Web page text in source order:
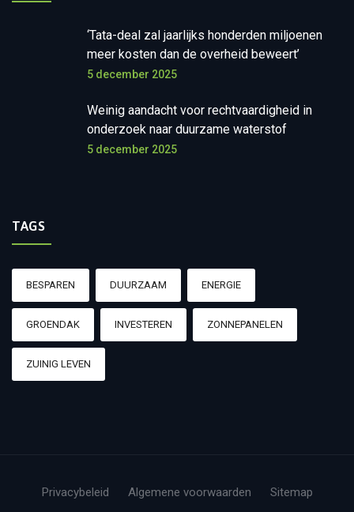
‘Tata-deal zal jaarlijks honderden miljoenen
meer kosten dan de overheid beweert’
5 december 2025
Weinig aandacht voor rechtvaardigheid in
onderzoek naar duurzame waterstof
5 december 2025
TAGS
BESPAREN DUURZAAM ENERGIE
GROENDAK INVESTEREN ZONNEPANELEN
ZUINIG LEVEN
Privacybeleid Algemene voorwaarden Sitemap